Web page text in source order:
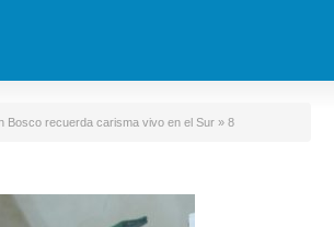
Bosco recuerda carisma vivo en el Sur » 8